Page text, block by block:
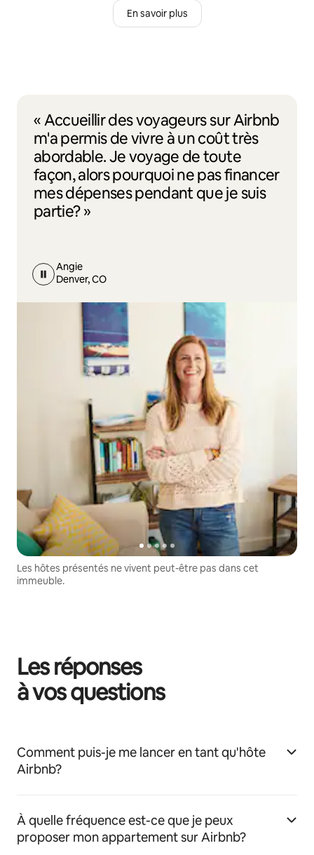
En savoir plus
« Accueillir des voyageurs sur Airbnb
m'a permis de vivre à un coût très
abordable. Je voyage de toute
façon, alors pourquoi ne pas financer
mes dépenses pendant que je suis
partie? »
Angie
Denver, CO
Les hôtes présentés ne vivent peut-être pas dans cet
immeuble.
Les réponses
à vos questions
Comment puis-je me lancer en tant qu'hôte
Airbnb?
À quelle fréquence est-ce que je peux
proposer mon appartement sur Airbnb?